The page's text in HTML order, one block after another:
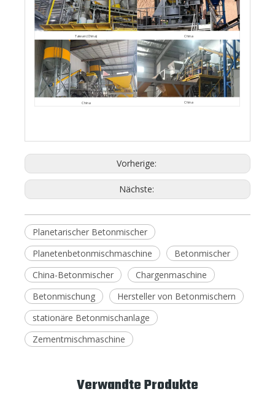
Taiwan (China) China
China China
Vorherige:
Nächste:
Planetarischer Betonmischer
Planetenbetonmischmaschine
Betonmischer
China-Betonmischer
Chargenmaschine
Betonmischung
Hersteller von Betonmischern
stationäre Betonmischanlage
Zementmischmaschine
Verwandte Produkte